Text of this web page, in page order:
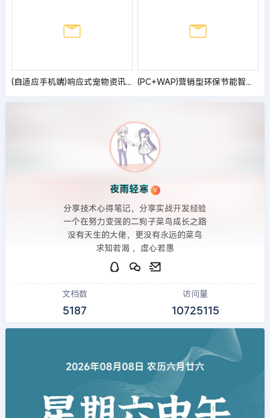
(自适应手机端)响应式宠物资讯类pbootcms网站模板 宠物博客经验网站源码 (PC+WAP)营销型环保节能智能空气净化器网站pbootcms模板 绿色节能环保企业网站源码
夜雨轻寒 V
分享技术心得笔记，分享实战开发经验
一个在努力变强的二狗子菜鸟成长之路
没有天生的大佬，更没有永远的菜鸟
求知若渴 ，虚心若愚
文档数
5187
访问量
10725115